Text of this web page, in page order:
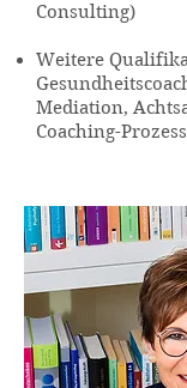
Consulting)
Weitere
Mediation,
Coaching-Prozess